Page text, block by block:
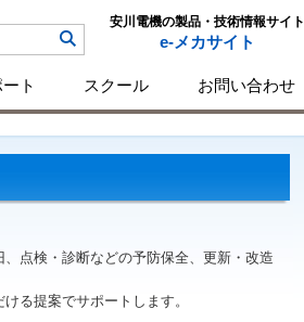
安川電機の製品・技術情報サイト
e-メカサイト
ト スクール お問い合わせ
点検・診断などの予防保全、更新・改造
る提案でサポートします。